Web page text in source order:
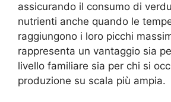
assicurando il consumo di
nutrienti anche quando le
raggiungono i loro picchi
rappresenta un vantaggio sia
livello familiare sia per chi si
produzione su scala più ampia.